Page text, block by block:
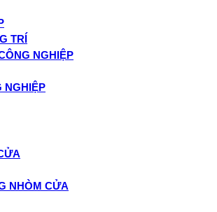
TRÍ
NGHIỆP
NGHIỆP
NHÒM CỬA